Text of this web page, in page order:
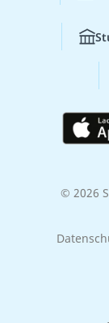
© 2026